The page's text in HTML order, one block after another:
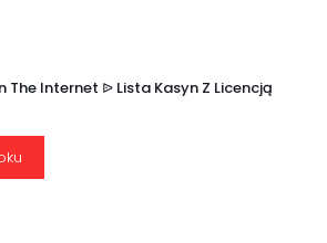
The Internet ᐉ Lista Kasyn Z Licencją